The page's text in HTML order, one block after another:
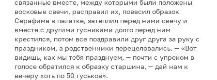
связанные вместе, между которыми были положены
восковые свечи, расправил их, повесил образок
Серафима в палатке, затеплил перед ними свечу и
вместе с другими гусниками долго перед ним
крестился, потом все поздравили друг друга за руку с
праздником, а родственники перецеловались. — «Вот
видишь, как мы тебя празднуем, — почти с упреком в
голосе обратился к образку старшина, — дай нам к
вечеру хоть по 50 гуськов».